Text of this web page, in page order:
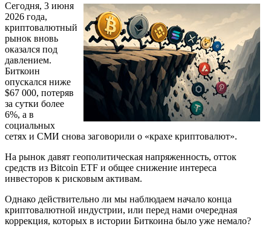
Сегодня, 3 июня
2026 года,
криптовалютный
рынок вновь
оказался под
давлением.
Биткоин
опускался ниже
$67 000, потеряв
за сутки более
6%, а в
социальных
сетях и СМИ снова заговорили о «крахе криптовалют».
На рынок давят геополитическая напряженность, отток
средств из Bitcoin ETF и общее снижение интереса
инвесторов к рисковым активам.
Однако действительно ли мы наблюдаем начало конца
криптовалютной индустрии, или перед нами очередная
коррекция, которых в истории Биткоина было уже немало?